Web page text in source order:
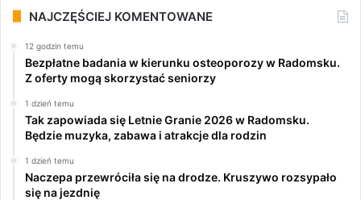
NAJCZĘŚCIEJ KOMENTOWANE
12 godzin temu
Bezpłatne badania w kierunku osteoporozy w Radomsku.
Z oferty mogą skorzystać seniorzy
1 dzień temu
Tak zapowiada się Letnie Granie 2026 w Radomsku.
Będzie muzyka, zabawa i atrakcje dla rodzin
1 dzień temu
Naczepa przewróciła się na drodze. Kruszywo rozsypało
się na jezdnię